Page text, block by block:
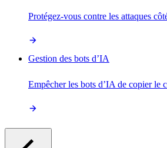
Protégez-vous contre les attaques
Gestion des bots d’IA
Empêcher les bots d’IA de copier le